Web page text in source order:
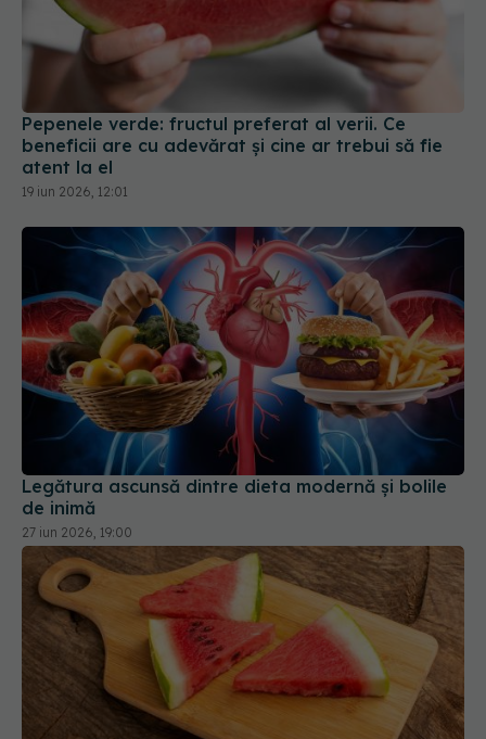
Pepenele verde: fructul preferat al verii. Ce
beneficii are cu adevărat și cine ar trebui să fie
atent la el
19 iun 2026, 12:01
Legătura ascunsă dintre dieta modernă și bolile
de inimă
27 iun 2026, 19:00
5 moduri surprinzătoare în care poți folosi coaja
de pepene în bucătărie